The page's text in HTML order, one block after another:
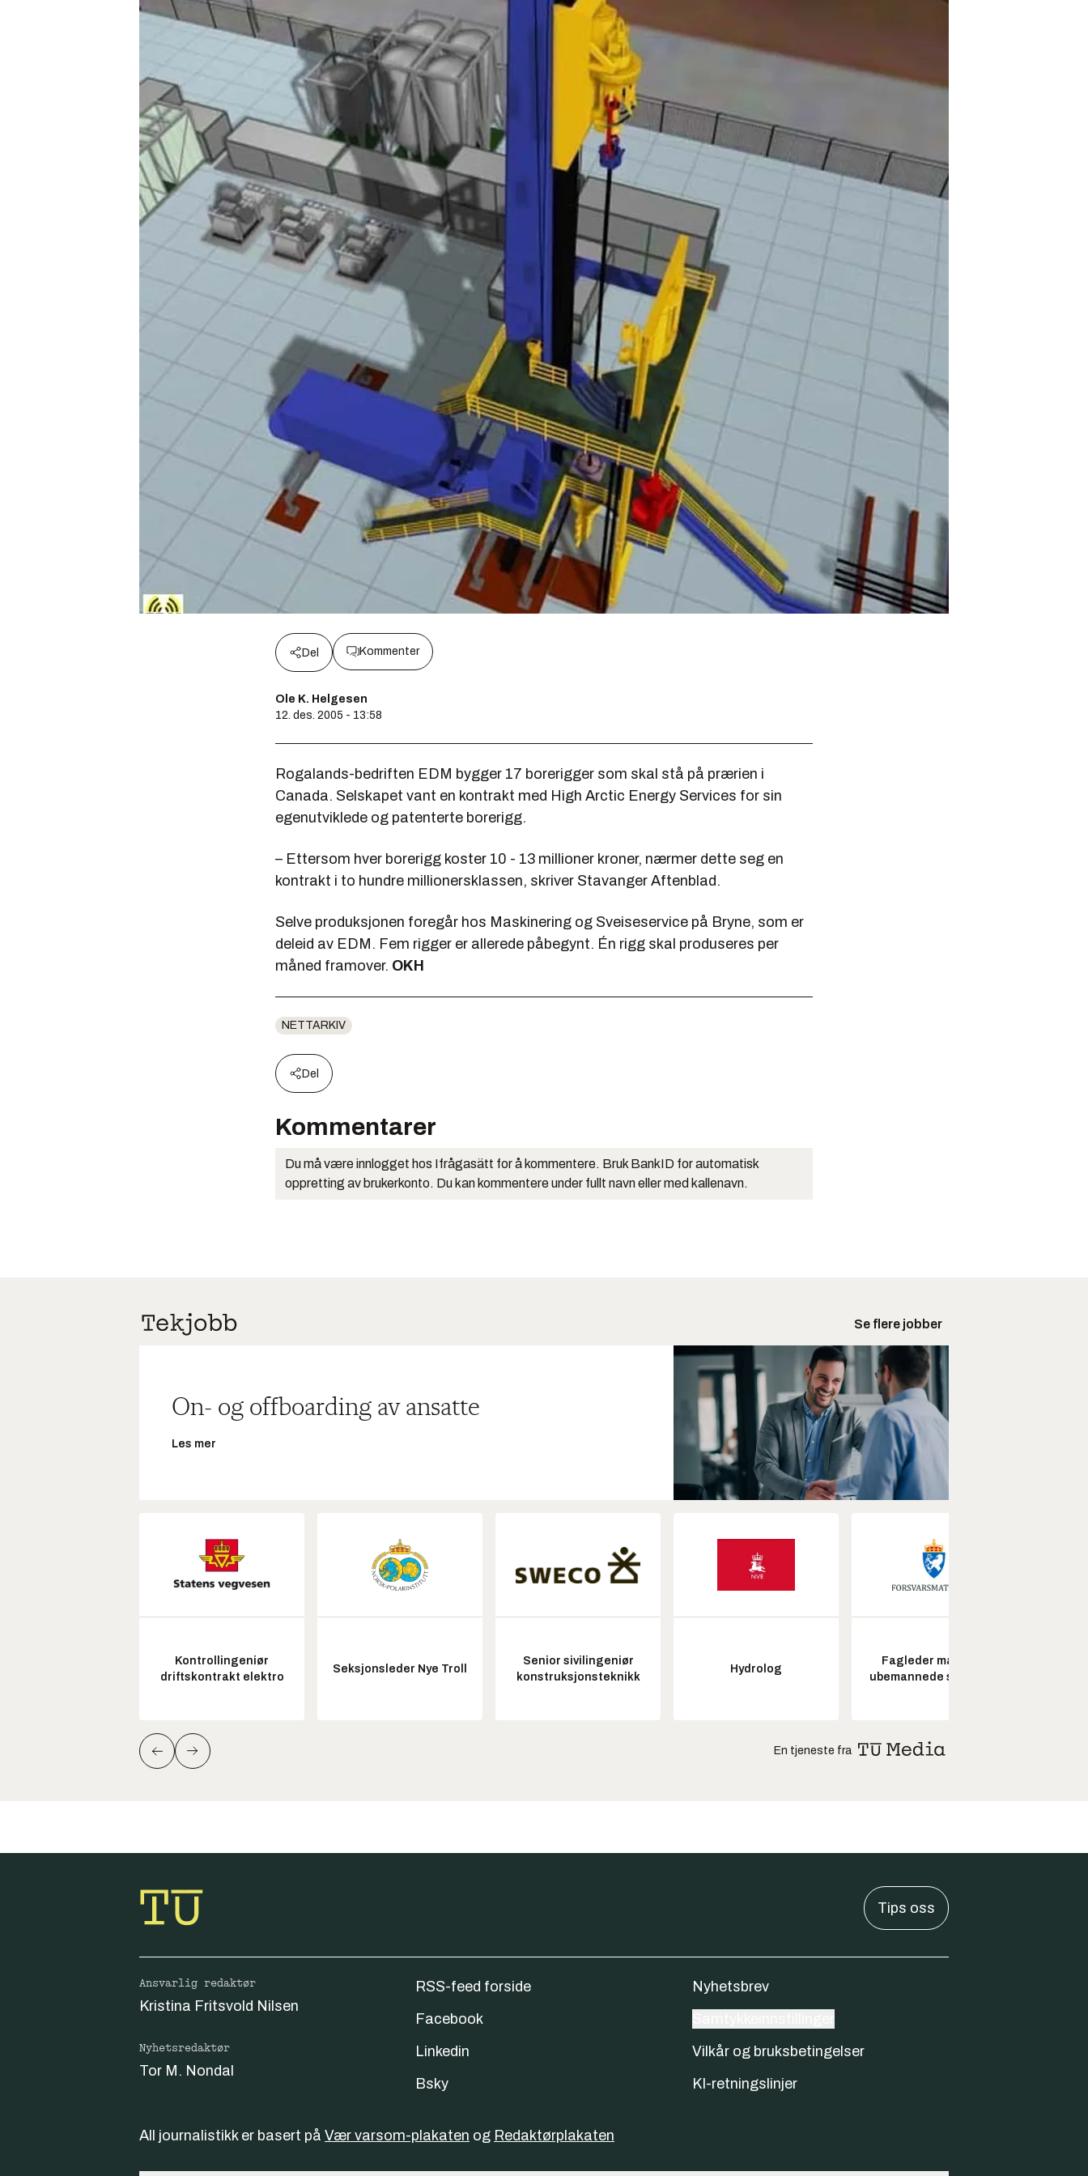
Del Kommenter
Ole K. Helgesen
12. des. 2005 - 13:58
Rogalands-bedriften EDM bygger 17 borerigger som skal stå på prærien i
Canada. Selskapet vant en kontrakt med High Arctic Energy Services for sin
egenutviklede og patenterte borerigg.
– Ettersom hver borerigg koster 10 - 13 millioner kroner, nærmer dette seg en
kontrakt i to hundre millionersklassen, skriver Stavanger Aftenblad.
Selve produksjonen foregår hos Maskinering og Sveiseservice på Bryne, som er
deleid av EDM. Fem rigger er allerede påbegynt. Én rigg skal produseres per
måned framover. OKH
NETTARKIV
Del
Kommentarer
Du må være innlogget hos Ifrågasätt for å kommentere. Bruk BankID for automatisk
oppretting av brukerkonto. Du kan kommentere under fullt navn eller med kallenavn.
Se flere jobber
On- og offboarding av ansatte
Les mer
Kontrollingeniør
driftskontrakt elektro
Seksjonsleder Nye Troll
Senior sivilingeniør
konstruksjonsteknikk
Hydrolog
Fagleder maritime
ubemannede systemer
En tjeneste fra
Tips oss
Ansvarlig redaktør
Kristina Fritsvold Nilsen
Nyhetsredaktør
Tor M. Nondal
RSS-feed forside
Facebook
Linkedin
Bsky
Nyhetsbrev
Vilkår og bruksbetingelser
KI-retningslinjer
All journalistikk er basert på Vær varsom-plakaten og Redaktørplakaten